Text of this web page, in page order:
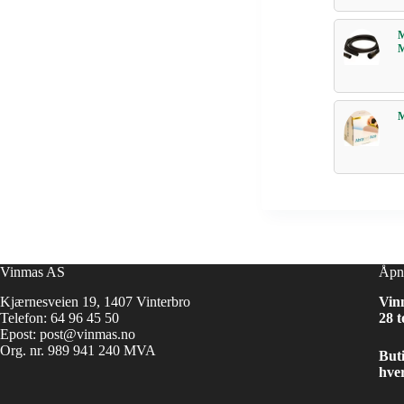
Vinmas AS
Kjærnesveien 19, 1407 Vinterbro
Telefon: 64 96 45 50
Epost: post@vinmas.no
Org. nr. 989 941 240 MVA
28